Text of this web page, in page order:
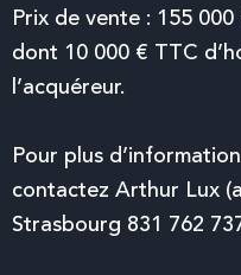
Prix de vente : 155
dont 10 000 € TTC
l’acquéreur.
Pour plus
contactez Arthur Lux
Strasbourg 831 762